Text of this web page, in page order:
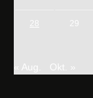
28 29
« Aug. Okt. »